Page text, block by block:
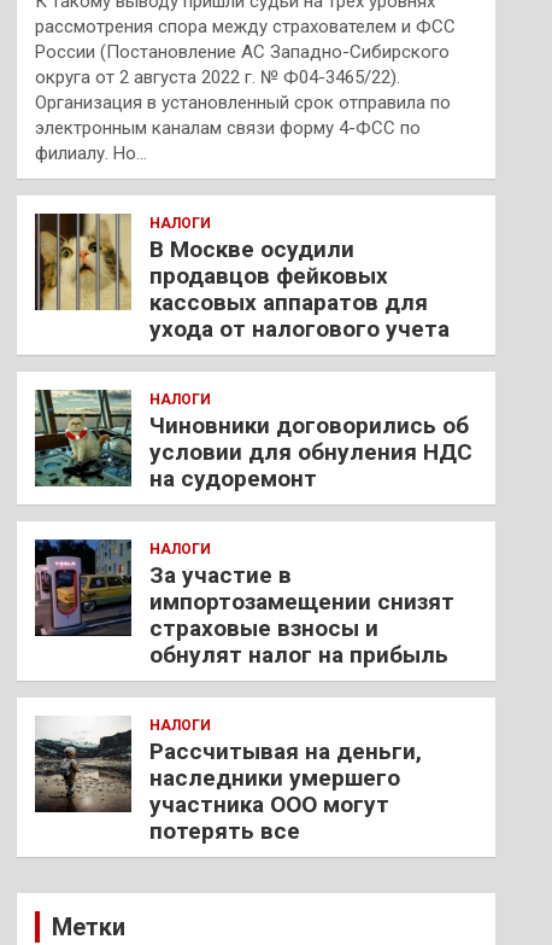
рассмотрения спора между страхователем и ФСС
России (Постановление АС Западно-Сибирского
округа от 2 августа 2022 г. № Ф04-3465/22).
Организация в установленный срок отправила по
электронным каналам связи форму 4-ФСС по
филиалу. Но…
НАЛОГИ
В Москве осудили
продавцов фейковых
кассовых аппаратов для
ухода от налогового учета
НАЛОГИ
Чиновники договорились об
условии для обнуления НДС
на судоремонт
НАЛОГИ
За участие в
импортозамещении снизят
страховые взносы и
обнулят налог на прибыль
НАЛОГИ
Рассчитывая на деньги,
наследники умершего
участника ООО могут
потерять все
Метки